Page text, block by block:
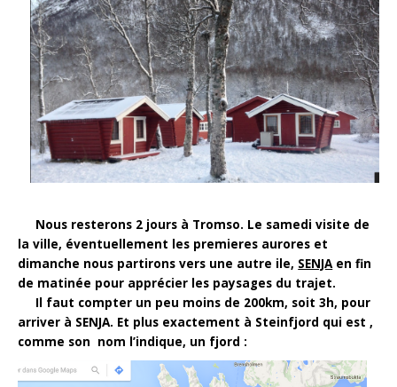
Nous resterons 2 jours à Tromso. Le samedi visite de
la ville, éventuellement les premieres aurores et
dimanche nous partirons vers une autre ile, SENJA en fin
de matinée pour apprécier les paysages du trajet.
Il faut compter un peu moins de 200km, soit 3h, pour
arriver à SENJA. Et plus exactement à Steinfjord qui est ,
comme son nom l’indique, un fjord :